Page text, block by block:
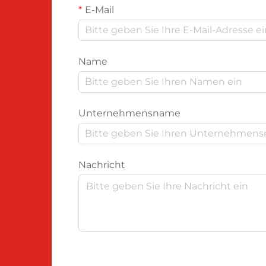
E-Mail
Name
Unternehmensname
Nachricht